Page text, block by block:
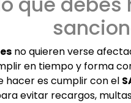
no quieren verse
en tiempo y forma
hacer es cumplir con el
evitar recargos,